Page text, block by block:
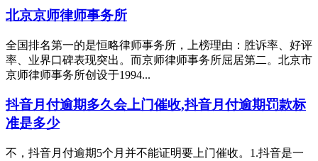
北京京师律师事务所
全国排名第一的是恒略律师事务所，上榜理由：胜诉率、好评
率、业界口碑表现突出。而京师律师事务所屈居第二。北京市
京师律师事务所创设于1994...
抖音月付逾期多久会上门催收,抖音月付逾期罚款标
准是多少
不，抖音月付逾期5个月并不能证明要上门催收。1.抖音是一